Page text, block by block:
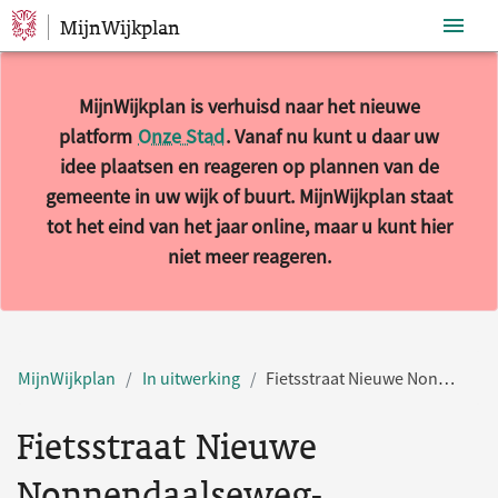
Sla navigatie over
MijnWijkplan
MijnWijkplan is verhuisd naar het nieuwe
platform Onze Stad. Vanaf nu kunt u daar uw
idee plaatsen en reageren op plannen van de
gemeente in uw wijk of buurt. MijnWijkplan staat
tot het eind van het jaar online, maar u kunt hier
niet meer reageren.
MijnWijkplan In uitwerking Fietsstraat Nieuwe Nonnendaalseweg-Koninginnelaan
Fietsstraat Nieuwe